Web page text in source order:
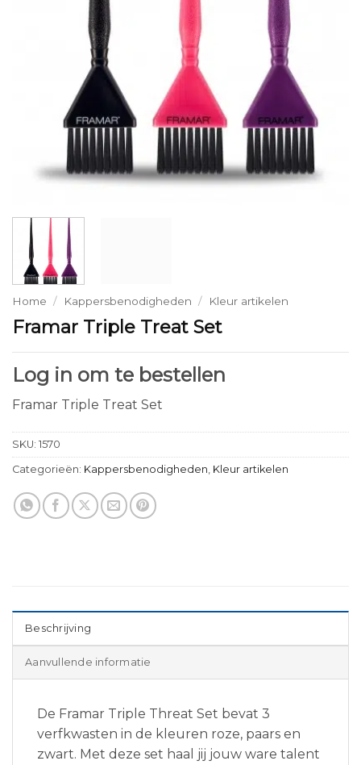
Home / Kappersbenodigheden / Kleur artikelen
Framar Triple Treat Set
Log in om te bestellen
Framar Triple Treat Set
SKU: 1570
Categorieën: Kappersbenodigheden, Kleur artikelen
Beschrijving
Aanvullende informatie
De Framar Triple Threat Set bevat 3
verfkwasten in de kleuren roze, paars en
zwart. Met deze set haal jij jouw ware talent